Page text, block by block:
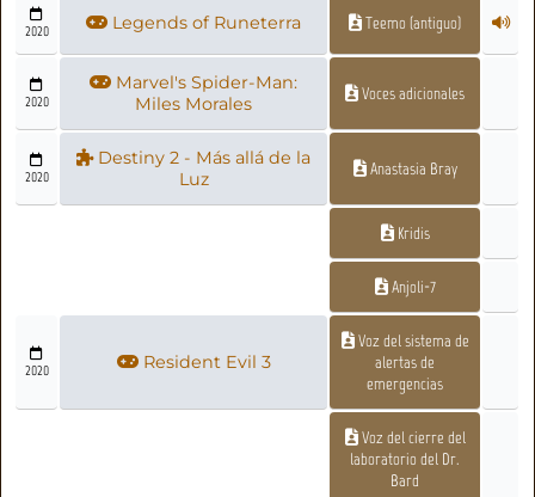
2020 Legends of Runeterra Teemo (antiguo)
2020
Marvel's Spider-Man:
Miles Morales
Voces adicionales
2020
Destiny 2 - Más allá de la
Luz
Anastasia Bray
Kridis
Anjoli-7
2020 Resident Evil 3
Voz del sistema de
alertas de
emergencias
Voz del cierre del
laboratorio del Dr.
Bard